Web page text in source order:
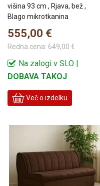
višina 93 cm , Rjava, bež ,
Blago mikrotkanina
555,00 €
Redna cena: 649,00 €
Na zalogi v SLO |
DOBAVA TAKOJ
Več o izdelku